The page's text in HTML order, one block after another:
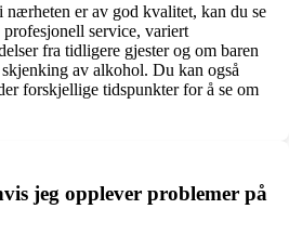
nærheten er av god kvalitet, kan du se
service, variert
fra tidligere gjester og om baren
av alkohol. Du kan også
forskjellige tidspunkter for å se om
jeg opplever problemer på